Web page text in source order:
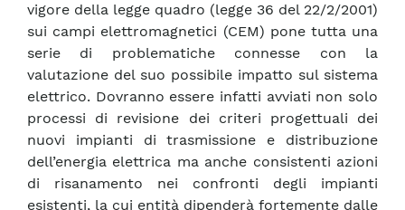
vigore della legge quadro (legge 36 del 22/2/2001)
sui campi elettromagnetici (CEM) pone tutta una
serie di problematiche connesse con la
valutazione del suo possibile impatto sul sistema
elettrico. Dovranno essere infatti avviati non solo
processi di revisione dei criteri progettuali dei
nuovi impianti di trasmissione e distribuzione
dell’energia elettrica ma anche consistenti azioni
di risanamento nei confronti degli impianti
esistenti, la cui entità dipenderà fortemente dalle